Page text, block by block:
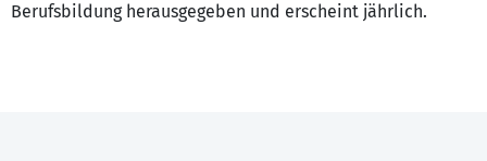
Berufsbildung herausgegeben und erscheint jährlich.